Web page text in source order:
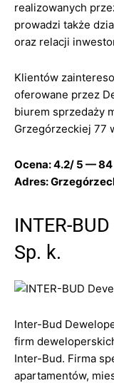
realizowanych
prowadzi także
oraz relacji
Klientów
oferowane przez
biurem sprzedaży
Grzegórzeckiej 77
Ocena: 4.2/ 5 —
Adres:
INTER-
Sp. k.
Inter-Bud
firm
Inter-Bud. Firma
apartamentów,